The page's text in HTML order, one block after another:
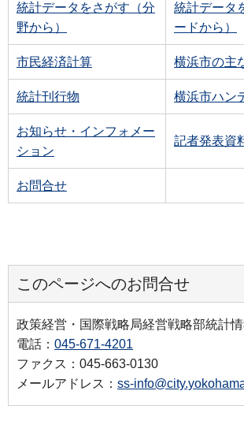
統計データをさがす（分
野から）
統計データ
ードから）
市民経済計算 横浜市の主
統計刊行物 横浜市ハン
お知らせ・インフォメー
ション
記者発表資
お問合せ
このページへのお問合せ
政策経営・国際戦略局経営戦略部統計
電話： 045-671-4201
ファクス：045-663-0130
メールアドレス： ss-